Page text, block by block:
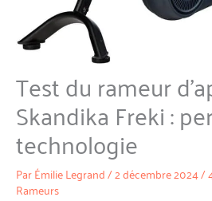
Test du rameur
Skandika Freki :
technologie
ParÉmilie Legrand/2 décembre 2024/
Rameurs